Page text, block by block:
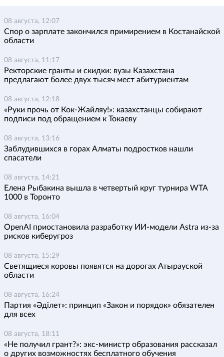
08 августа, 12:07
Спор о зарплате закончился примирением в Костанайской
области
08 августа, 11:17
Ректорские гранты и скидки: вузы Казахстана
предлагают более двух тысяч мест абитуриентам
08 августа, 12:18
«Руки прочь от Кок-Жайляу!»: казахстанцы собирают
подписи под обращением к Токаеву
08 августа, 13:16
Заблудившихся в горах Алматы подростков нашли
спасатели
08 августа, 14:21
Елена Рыбакина вышла в четвертый круг турнира WTA
1000 в Торонто
08 августа, 16:04
OpenAI приостановила разработку ИИ-модели Astra из-за
рисков киберугроз
08 августа, 15:29
Светящиеся коровы появятся на дорогах Атырауской
области
08 августа, 16:24
Партия «Әділет»: принцип «Закон и порядок» обязателен
для всех
08 августа, 18:11
«Не получил грант?»: экс-министр образования рассказал
о других возможностях бесплатного обучения